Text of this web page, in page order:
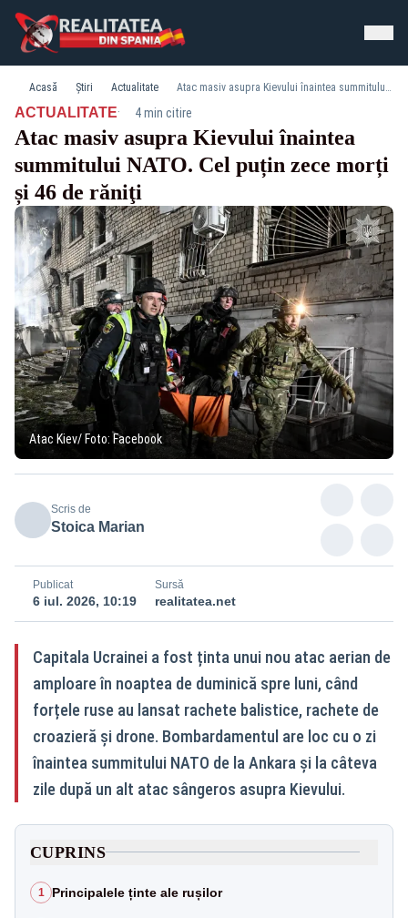
Acasă Știri Actualitate Atac masiv asupra Kievului înaintea summitului NATO. Cel puțin zece morți și 46 de răniţi
ACTUALITATE· 4 min citire
Atac masiv asupra Kievului înaintea
summitului NATO. Cel puțin zece morți
și 46 de răniţi
Atac Kiev/ Foto: Facebook
Scris de
Stoica Marian
Publicat
6 iul. 2026, 10:19
Sursă
realitatea.net
Capitala Ucrainei a fost ținta unui nou atac aerian de
amploare în noaptea de duminică spre luni, când
forțele ruse au lansat rachete balistice, rachete de
croazieră și drone. Bombardamentul are loc cu o zi
înaintea summitului NATO de la Ankara și la câteva
zile după un alt atac sângeros asupra Kievului.
CUPRINS
1 Principalele ținte ale rușilor